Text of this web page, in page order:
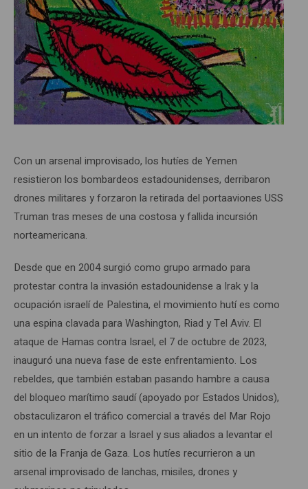
Con un arsenal improvisado, los hutíes de Yemen
resistieron los bombardeos estadounidenses, derribaron
drones militares y forzaron la retirada del portaaviones USS
Truman tras meses de una costosa y fallida incursión
norteamericana.
Desde que en 2004 surgió como grupo armado para
protestar contra la invasión estadounidense a Irak y la
ocupación israelí de Palestina, el movimiento hutí es como
una espina clavada para Washington, Riad y Tel Aviv. El
ataque de Hamas contra Israel, el 7 de octubre de 2023,
inauguró una nueva fase de este enfrentamiento. Los
rebeldes, que también estaban pasando hambre a causa
del bloqueo marítimo saudí (apoyado por Estados Unidos),
obstaculizaron el tráfico comercial a través del Mar Rojo
en un intento de forzar a Israel y sus aliados a levantar el
sitio de la Franja de Gaza. Los hutíes recurrieron a un
arsenal improvisado de lanchas, misiles, drones y